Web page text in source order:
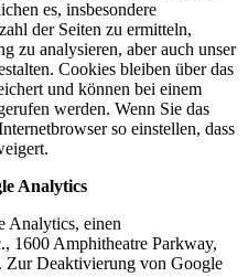
es, insbesondere
der Seiten zu ermitteln,
zu analysieren, aber auch unser
Cookies bleiben über das
und können bei einem
werden. Wenn Sie das
so einstellen, dass
Analytics
Analytics, einen
1600 Amphitheatre Parkway,
Deaktivierung von Google